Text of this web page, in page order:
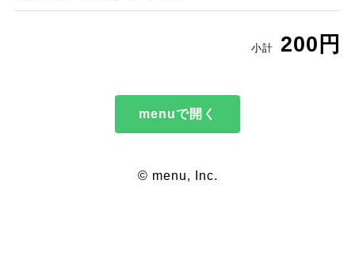
小計 200円
menuで開く
© menu, Inc.